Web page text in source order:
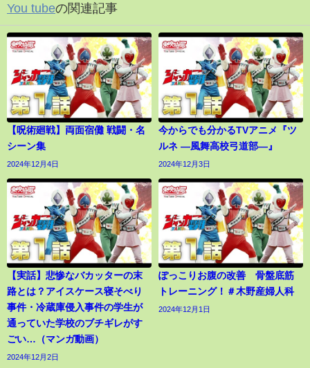
You tubeの関連記事
【呪術廻戦】両面宿儺 戦闘・名
シーン集
2024年12月4日
今からでも分かるTVアニメ『ツ
ルネ ―風舞高校弓道部―』
2024年12月3日
【実話】悲惨なバカッターの末
路とは？アイスケース寝そべり
事件・冷蔵庫侵入事件の学生が
通っていた学校のブチギレがす
ごい…（マンガ動画）
2024年12月2日
ぽっこりお腹の改善 骨盤底筋
トレーニング！＃木野産婦人科
2024年12月1日